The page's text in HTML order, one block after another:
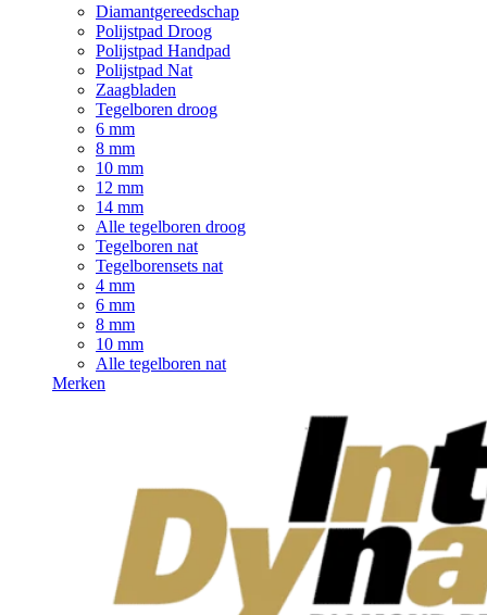
Diamantgereedschap
Polijstpad Droog
Polijstpad Handpad
Polijstpad Nat
Zaagbladen
Tegelboren droog
6 mm
8 mm
10 mm
12 mm
14 mm
Alle tegelboren droog
Tegelboren nat
Tegelborensets nat
4 mm
6 mm
8 mm
10 mm
Alle tegelboren nat
Merken